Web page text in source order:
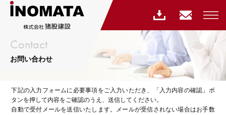
Contact
お問い合わせ
下記の入力フォームに必要事項をご入力いただき、「入力内容の確認」ボ
タンを押して内容をご確認のうえ、送信してください。
自動で受付メールを送信いたします。メールが受信されない場合はお手数